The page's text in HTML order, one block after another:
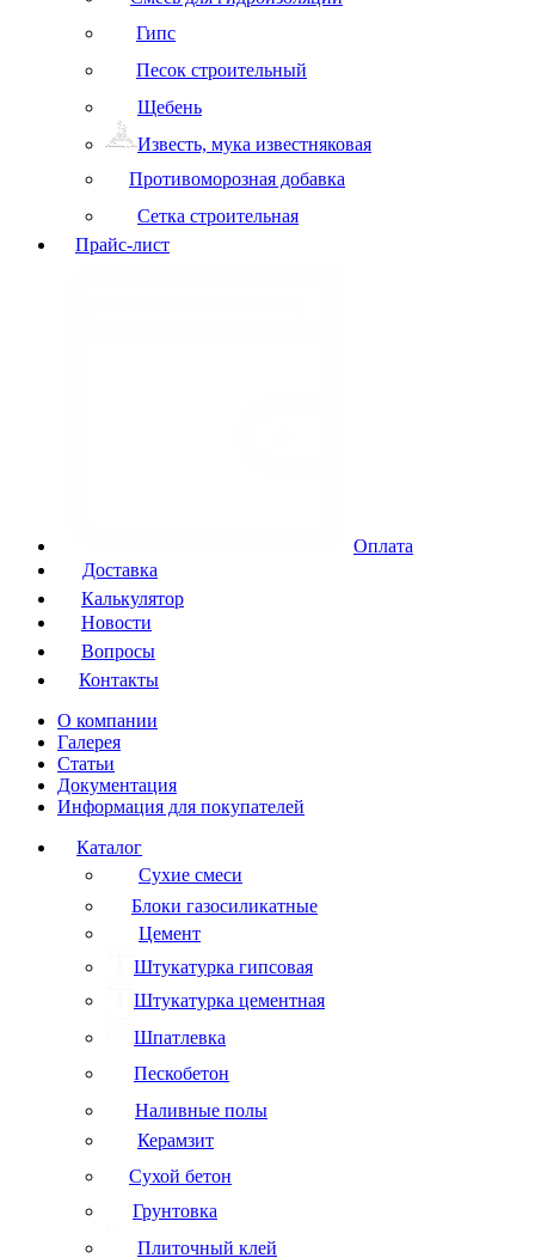
Гипс
Песок строительный
Щебень
Известь, мука известняковая
Противоморозная добавка
Сетка строительная
Прайс-лист
Оплата
Доставка
Калькулятор
Новости
Вопросы
Контакты
О компании
Галерея
Статьи
Документация
Информация для покупателей
Каталог
Сухие смеси
Блоки газосиликатные
Цемент
Штукатурка гипсовая
Штукатурка цементная
Шпатлевка
Пескобетон
Наливные полы
Керамзит
Сухой бетон
Грунтовка
Плиточный клей